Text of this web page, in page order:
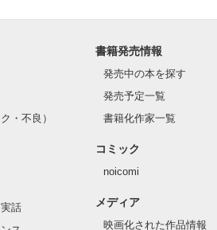
サバ女子
男子
・不良）
話
書籍発売情報
発売中の本を探す
発売予定一覧
書籍化作家一覧
コミック
noicomi
メディア
映画化された作品情報